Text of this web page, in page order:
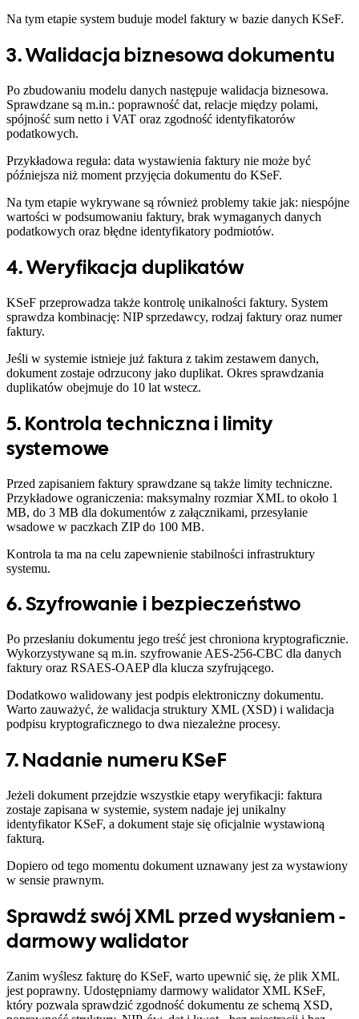
Na tym etapie system buduje model faktury w bazie danych KSeF.
3. Walidacja biznesowa dokumentu
Po zbudowaniu modelu danych następuje walidacja biznesowa.
Sprawdzane są m.in.: poprawność dat, relacje między polami,
spójność sum netto i VAT oraz zgodność identyfikatorów
podatkowych.
Przykładowa reguła: data wystawienia faktury nie może być
późniejsza niż moment przyjęcia dokumentu do KSeF.
Na tym etapie wykrywane są również problemy takie jak: niespójne
wartości w podsumowaniu faktury, brak wymaganych danych
podatkowych oraz błędne identyfikatory podmiotów.
4. Weryfikacja duplikatów
KSeF przeprowadza także kontrolę unikalności faktury. System
sprawdza kombinację: NIP sprzedawcy, rodzaj faktury oraz numer
faktury.
Jeśli w systemie istnieje już faktura z takim zestawem danych,
dokument zostaje odrzucony jako duplikat. Okres sprawdzania
duplikatów obejmuje do 10 lat wstecz.
5. Kontrola techniczna i limity
systemowe
Przed zapisaniem faktury sprawdzane są także limity techniczne.
Przykładowe ograniczenia: maksymalny rozmiar XML to około 1
MB, do 3 MB dla dokumentów z załącznikami, przesyłanie
wsadowe w paczkach ZIP do 100 MB.
Kontrola ta ma na celu zapewnienie stabilności infrastruktury
systemu.
6. Szyfrowanie i bezpieczeństwo
Po przesłaniu dokumentu jego treść jest chroniona kryptograficznie.
Wykorzystywane są m.in. szyfrowanie AES-256-CBC dla danych
faktury oraz RSAES-OAEP dla klucza szyfrującego.
Dodatkowo walidowany jest podpis elektroniczny dokumentu.
Warto zauważyć, że walidacja struktury XML (XSD) i walidacja
podpisu kryptograficznego to dwa niezależne procesy.
7. Nadanie numeru KSeF
Jeżeli dokument przejdzie wszystkie etapy weryfikacji: faktura
zostaje zapisana w systemie, system nadaje jej unikalny
identyfikator KSeF, a dokument staje się oficjalnie wystawioną
fakturą.
Dopiero od tego momentu dokument uznawany jest za wystawiony
w sensie prawnym.
Sprawdź swój XML przed wysłaniem -
darmowy walidator
Zanim wyślesz fakturę do KSeF, warto upewnić się, że plik XML
jest poprawny. Udostępniamy darmowy walidator XML KSeF,
który pozwala sprawdzić zgodność dokumentu ze schemą XSD,